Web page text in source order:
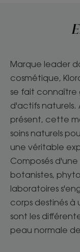
Marque leader
cosmétique,
se fait connaître
d'actifs naturels.
présent, cette
soins naturels
une véritable
Composés
botanistes,
laboratoires
corps destinés à
sont les
peau normale